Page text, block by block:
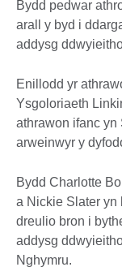
Bydd pedwar
arall y byd i
addysg
Enillodd yr
Ysgoloriaeth
athrawon ifanc yn
arweinwyr y
Bydd Charlotte
a Nickie Slater yn
dreulio bron i
addysg
Nghymru.